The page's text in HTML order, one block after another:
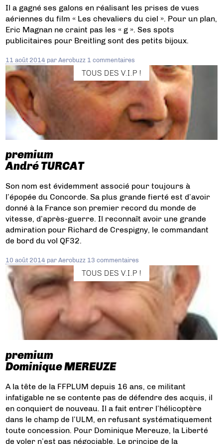
Il a gagné ses galons en réalisant les prises de vues
aériennes du film « Les chevaliers du ciel ». Pour un plan,
Eric Magnan ne craint pas les « g ». Ses spots
publicitaires pour Breitling sont des petits bijoux.
11 août 2014 parAerobuzz 1 commentaires
TOUS DES V.I.P !
premium
André TURCAT
Son nom est évidemment associé pour toujours à
l’épopée du Concorde. Sa plus grande fierté est d’avoir
donné à la France son premier record du monde de
vitesse, d’après-guerre. Il reconnaît avoir une grande
admiration pour Richard de Crespigny, le commandant
de bord du vol QF32.
10 août 2014 parAerobuzz 13 commentaires
TOUS DES V.I.P !
premium
Dominique MEREUZE
A la tête de la FFPLUM depuis 16 ans, ce militant
infatigable ne se contente pas de défendre des acquis, il
en conquiert de nouveau. Il a fait entrer l’hélicoptère
dans le champ de l’ULM, en refusant systématiquement
toute concession. Pour Dominique Mereuze, la Liberté
de voler n’est pas négociable. Le principe de la